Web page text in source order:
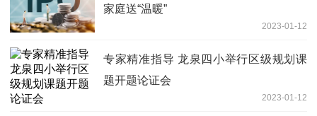
家庭送“温暖”
2023-01-12
专家精准指导 龙泉四小举行区级规划课
题开题论证会
2023-01-12